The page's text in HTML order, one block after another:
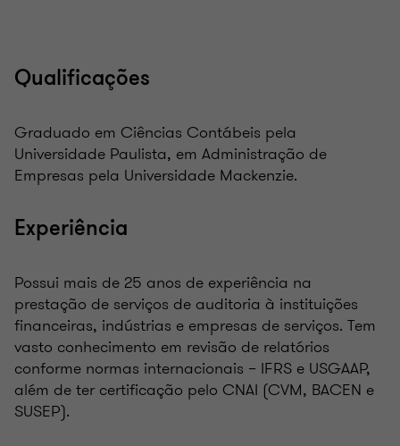
Qualificações
Graduado em Ciências Contábeis pela
Universidade Paulista, em Administração de
Empresas pela Universidade Mackenzie.
Experiência
Possui mais de 25 anos de experiência na
prestação de serviços de auditoria à instituições
financeiras, indústrias e empresas de serviços. Tem
vasto conhecimento em revisão de relatórios
conforme normas internacionais – IFRS e USGAAP,
além de ter certificação pelo CNAI (CVM, BACEN e
SUSEP).